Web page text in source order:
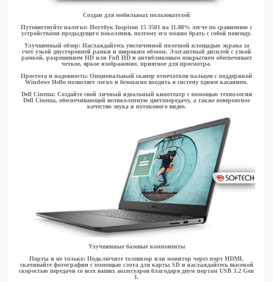
Создан для мобильных пользователей
Путешествуйте налегке: Ноутбук Inspiron 15 3501 на 11.88% легче по сравнению с
устройствами предыдущего поколения, поэтому его можно брать с собой повсюду.
Улучшенный обзор:Наслаждайтесь увеличенной полезной площадью экрана за
счет узкой двусторонней рамки и широким обзоом. Элегантный дисплей с узкой
рамкой, разрешением HD или Full HD и антибликовым покрытием обеспечивает
четкое, яркое изображение, приятное для просмотра.
Простота и надежность: Опциональный сканер отпечатков пальцев с поддержкой
Windows Hello позволяет легко и безопасно входить в систему одним касанием.
Dell Cinema: Создайте свой личный идеальный кинотеатр с помощью технологии
Dell Cinema, обеспечивающей великолепную цветопередачу, а также невероятное
качество звука и потокового видео.
Улучшенные базовые компоненты
Порты и не только: Подключите телевизор или монитор через порт HDMI,
скачивайте фотографии с помощью слота для карты SD и наслаждайтесь высокой
скоростью передачи со всех ваших аксессуаров благодаря двум портам USB 3.2 Gen
1.